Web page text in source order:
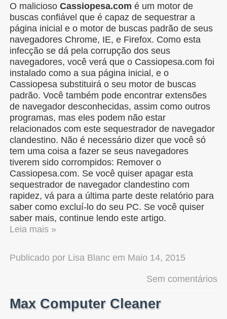
O malicioso Cassiopesa.com é um motor de
buscas confiável que é capaz de sequestrar a
página inicial e o motor de buscas padrão de seus
navegadores Chrome, IE, e Firefox. Como esta
infecção se dá pela corrupção dos seus
navegadores, você verá que o Cassiopesa.com foi
instalado como a sua página inicial, e o
Cassiopesa substituirá o seu motor de buscas
padrão. Você também pode encontrar extensões
de navegador desconhecidas, assim como outros
programas, mas eles podem não estar
relacionados com este sequestrador de navegador
clandestino. Não é necessário dizer que você só
tem uma coisa a fazer se seus navegadores
tiverem sido corrompidos: Remover o
Cassiopesa.com. Se você quiser apagar esta
sequestrador de navegador clandestino com
rapidez, vá para a última parte deste relatório para
saber como excluí-lo do seu PC. Se você quiser
saber mais, continue lendo este artigo.
Leia mais »
Publicado por Lisa Blanc em Maio 14, 2015
Sem comentários
Max Computer Cleaner